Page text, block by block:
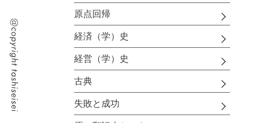
原点回帰
経済（学）史
経営（学）史
古典
失敗と成功